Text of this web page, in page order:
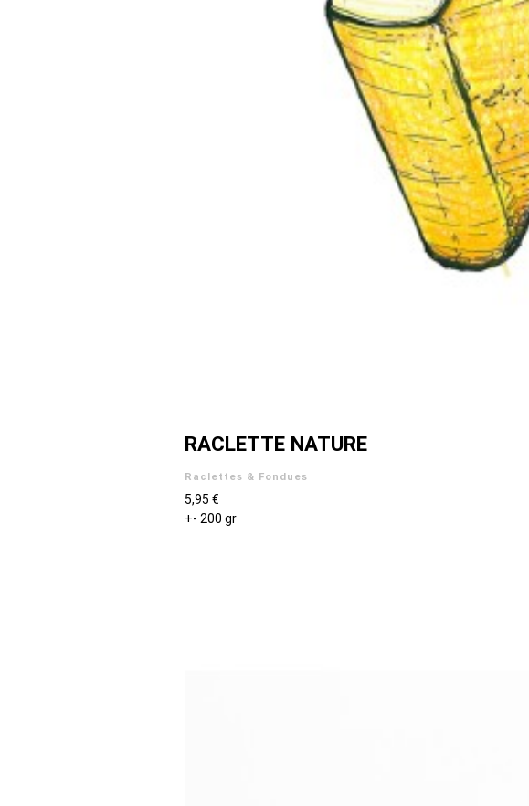
RACLETTE NATURE
Raclettes & Fondues
5,95 €
+- 200 gr